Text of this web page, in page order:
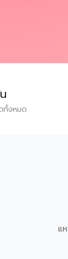
ทั้งหมด
แ